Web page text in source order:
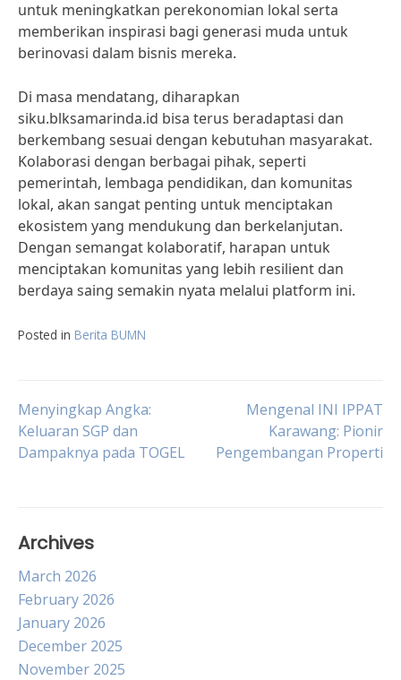
untuk meningkatkan perekonomian lokal serta
memberikan inspirasi bagi generasi muda untuk
berinovasi dalam bisnis mereka.
Di masa mendatang, diharapkan
siku.blksamarinda.id bisa terus beradaptasi dan
berkembang sesuai dengan kebutuhan masyarakat.
Kolaborasi dengan berbagai pihak, seperti
pemerintah, lembaga pendidikan, dan komunitas
lokal, akan sangat penting untuk menciptakan
ekosistem yang mendukung dan berkelanjutan.
Dengan semangat kolaboratif, harapan untuk
menciptakan komunitas yang lebih resilient dan
berdaya saing semakin nyata melalui platform ini.
Posted in Berita BUMN
Post
navigation
Menyingkap Angka:
Keluaran SGP dan
Dampaknya pada TOGEL
Mengenal INI IPPAT
Karawang: Pionir
Pengembangan Properti
Archives
March 2026
February 2026
January 2026
December 2025
November 2025